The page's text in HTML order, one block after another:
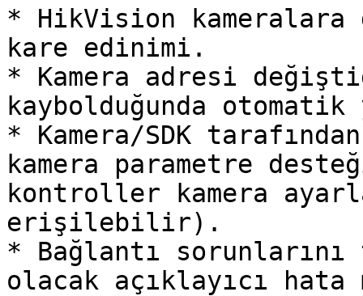
* HikVision
kare edinimi.
* Kamera adresi
kaybolduğunda
* Kamera/SDK
kamera parametre
kontroller kamera
erişilebilir).
* Bağlantı sorunlarını
olacak açıklayıcı hata